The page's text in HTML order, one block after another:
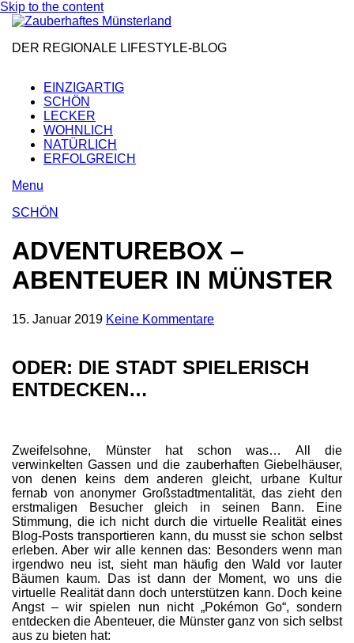
Skip to the content
DER REGIONALE LIFESTYLE-BLOG
EINZIGARTIG
SCHÖN
LECKER
WOHNLICH
NATÜRLICH
ERFOLGREICH
Menu
SCHÖN
ADVENTUREBOX –
ABENTEUER IN MÜNSTER
15. Januar 2019 Keine Kommentare
ODER: DIE STADT SPIELERISCH
ENTDECKEN…
Zweifelsohne, Münster hat schon was… All die
verwinkelten Gassen und die zauberhaften Giebelhäuser,
von denen keins dem anderen gleicht, urbane Kultur
fernab von anonymer Großstadtmentalität, das zieht den
erstmaligen Besucher gleich in seinen Bann. Eine
Stimmung, die ich nicht durch die virtuelle Realität eines
Blog-Posts transportieren kann, du musst sie schon selbst
erleben. Aber wir alle kennen das: Besonders wenn man
irgendwo neu ist, sieht man häufig den Wald vor lauter
Bäumen kaum. Das ist dann der Moment, wo uns die
virtuelle Realität dann doch unterstützen kann. Doch keine
Angst – wir spielen nun nicht „Pokémon Go“, sondern
entdecken die Abenteuer, die Münster ganz von sich selbst
aus zu bieten hat: